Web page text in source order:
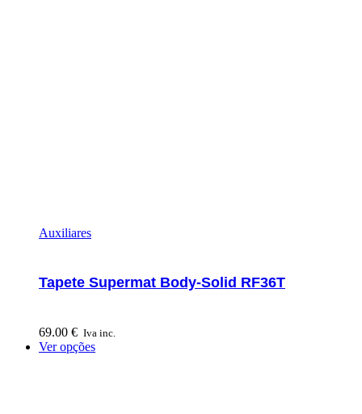
Auxiliares
Tapete Supermat Body-Solid RF36T
69.00 € Iva inc.
Ver opções